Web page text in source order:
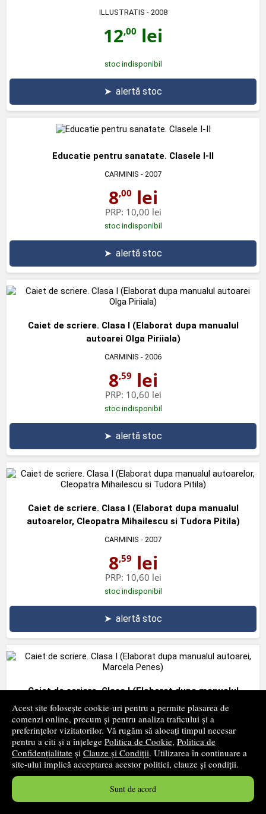
Acest site folosește cookie-uri pentru a permite plasarea de
comenzi online, precum și pentru analiza traficului și a
preferințelor vizitatorilor. Vă rugăm să alocați timpul necesar
pentru a citi și a înțelege Politica de Cookie, Politica de
Confidențialitate și Clauze și Condiții. Utilizarea în continuare a
site-ului implică acceptarea acestor politici, clauze și condiții.
Sunt de acord
ILLUSTRATIS - 2008
12,00 lei
stoc indisponibil
➤ alertă stoc
Educatie pentru sanatate. Clasele I-II
CARMINIS - 2007
8,00 lei
PRP: 10,00 lei
stoc indisponibil
➤ alertă stoc
Caiet de scriere. Clasa I (Elaborat dupa manualul
autoarei Olga Piriiala)
CARMINIS - 2006
8,59 lei
PRP: 10,60 lei
stoc indisponibil
➤ alertă stoc
Caiet de scriere. Clasa I (Elaborat dupa manualul
autoarelor, Cleopatra Mihailescu si Tudora Pitila)
CARMINIS - 2007
8,59 lei
PRP: 10,60 lei
stoc indisponibil
➤ alertă stoc
Caiet de scriere. Clasa I (Elaborat dupa manualul
autoarei, Marcela Penes)
CARMINIS- 2006
8,59lei
PRP:10,60 lei
stoc indisponibil
➤ alertă stoc